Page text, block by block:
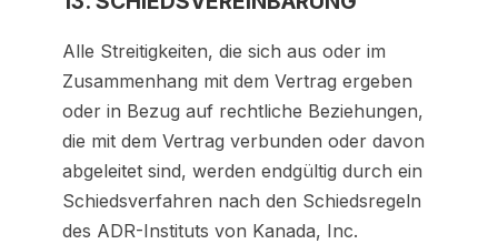
Alle Streitigkeiten, die sich aus oder im
Zusammenhang mit dem Vertrag ergeben
oder in Bezug auf rechtliche Beziehungen,
die mit dem Vertrag verbunden oder davon
abgeleitet sind, werden endgültig durch ein
Schiedsverfahren nach den Schiedsregeln
des ADR-Instituts von Kanada, Inc.